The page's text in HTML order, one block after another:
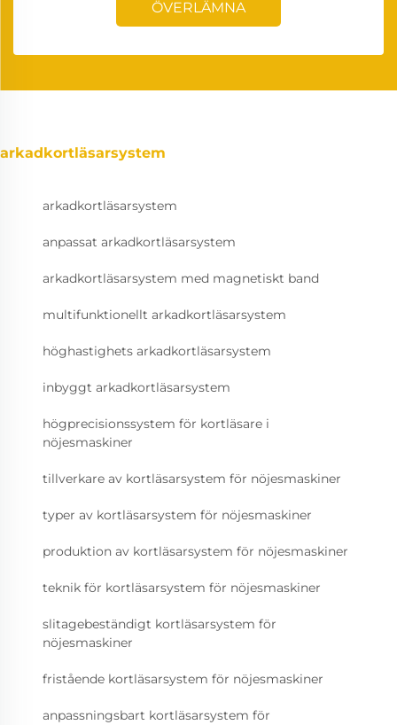
ÖVERLÄMNA
arkadkortläsarsystem
arkadkortläsarsystem
anpassat arkadkortläsarsystem
arkadkortläsarsystem med magnetiskt band
multifunktionellt arkadkortläsarsystem
höghastighets arkadkortläsarsystem
inbyggt arkadkortläsarsystem
högprecisionssystem för kortläsare i
nöjesmaskiner
tillverkare av kortläsarsystem för nöjesmaskiner
typer av kortläsarsystem för nöjesmaskiner
produktion av kortläsarsystem för nöjesmaskiner
teknik för kortläsarsystem för nöjesmaskiner
slitagebeständigt kortläsarsystem för
nöjesmaskiner
fristående kortläsarsystem för nöjesmaskiner
anpassningsbart kortläsarsystem för